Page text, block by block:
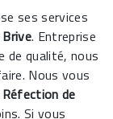
ses services
Brive. Entreprise
de qualité, nous
Nous vous
Réfection de
Si vous